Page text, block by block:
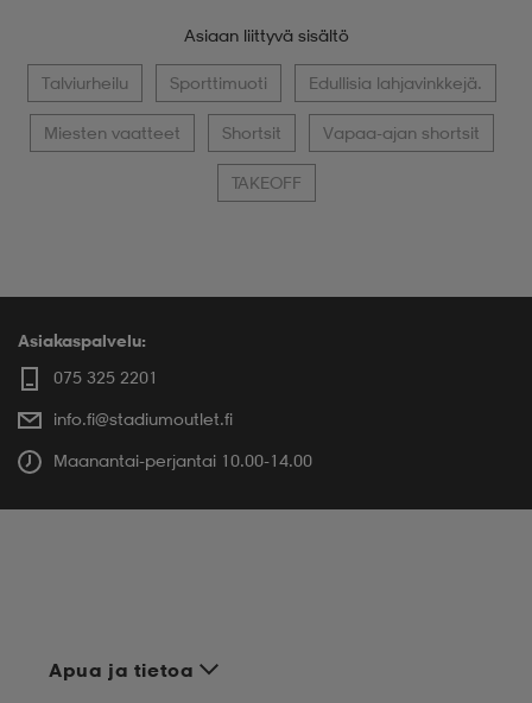
Asiaan liittyvä sisältö
Talviurheilu Sporttimuoti Edullisia lahjavinkkejä.
Miesten vaatteet Shortsit Vapaa-ajan shortsit
TAKEOFF
Asiakaspalvelu:
075 325 2201
info.fi@stadiumoutlet.fi
Maanantai-perjantai 10.00-14.00
Apua ja tietoa